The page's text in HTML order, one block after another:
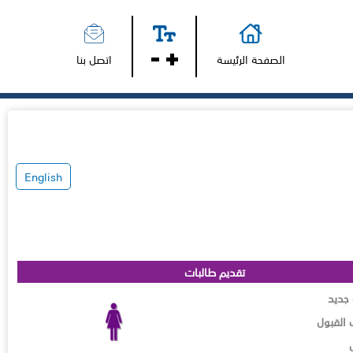
الصفحة الرئيسة اتصل بنا
English
تقديم طالبات